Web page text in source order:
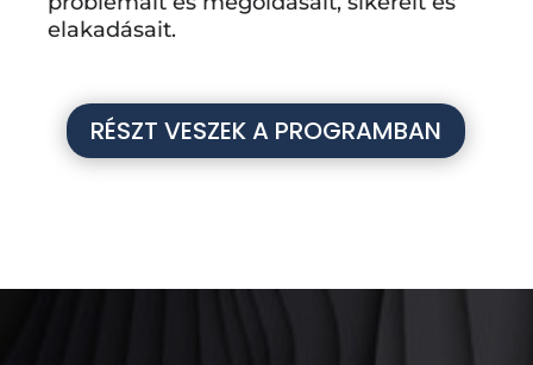
elakadásait.
RÉSZT VESZEK A PROGRAMBAN